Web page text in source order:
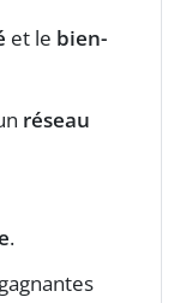
et le bien-
réseau
.
gagnantes